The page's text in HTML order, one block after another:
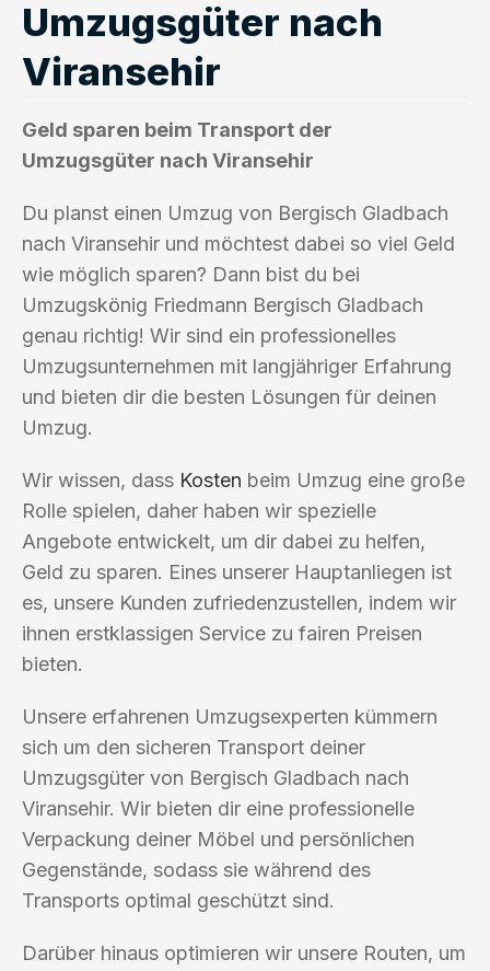
Umzugsgüter nach
Viransehir
Geld sparen beim Transport der
Umzugsgüter nach Viransehir
Du planst einen Umzug von Bergisch Gladbach
nach Viransehir und möchtest dabei so viel Geld
wie möglich sparen? Dann bist du bei
Umzugskönig Friedmann Bergisch Gladbach
genau richtig! Wir sind ein professionelles
Umzugsunternehmen mit langjähriger Erfahrung
und bieten dir die besten Lösungen für deinen
Umzug.
Wir wissen, dass Kosten beim Umzug eine große
Rolle spielen, daher haben wir spezielle
Angebote entwickelt, um dir dabei zu helfen,
Geld zu sparen. Eines unserer Hauptanliegen ist
es, unsere Kunden zufriedenzustellen, indem wir
ihnen erstklassigen Service zu fairen Preisen
bieten.
Unsere erfahrenen Umzugsexperten kümmern
sich um den sicheren Transport deiner
Umzugsgüter von Bergisch Gladbach nach
Viransehir. Wir bieten dir eine professionelle
Verpackung deiner Möbel und persönlichen
Gegenstände, sodass sie während des
Transports optimal geschützt sind.
Darüber hinaus optimieren wir unsere Routen, um